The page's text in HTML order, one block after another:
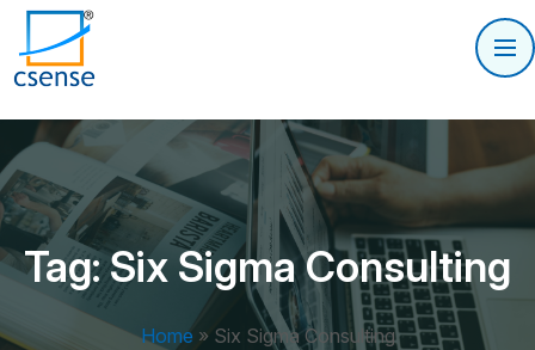
Tag:Six Sigma Consulting
Home » Six Sigma Consulting